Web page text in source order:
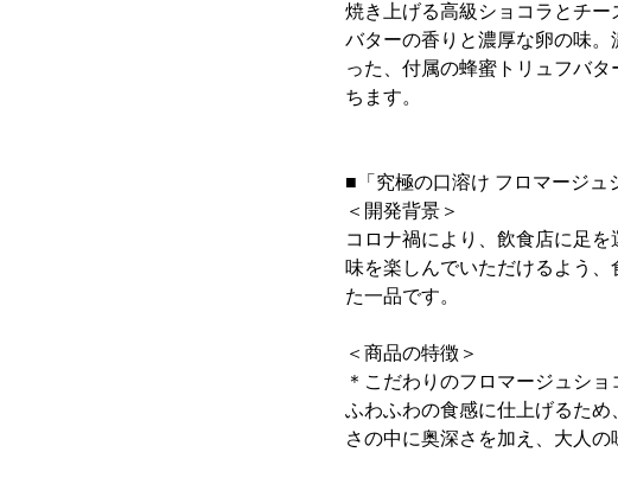
焼き上げる高級ショコラとチー
バターの香りと濃厚な卵の味
った、付属の蜂蜜トリュフバ
ちます。
■「究極の口溶け フロマージュ
＜開発背景＞
コロナ禍により、飲食店に足
味を楽しんでいただけるよう
た一品です。
＜商品の特徴＞
＊こだわりのフロマージュショ
ふわふわの食感に仕上げるた
さの中に奥深さを加え、大人の